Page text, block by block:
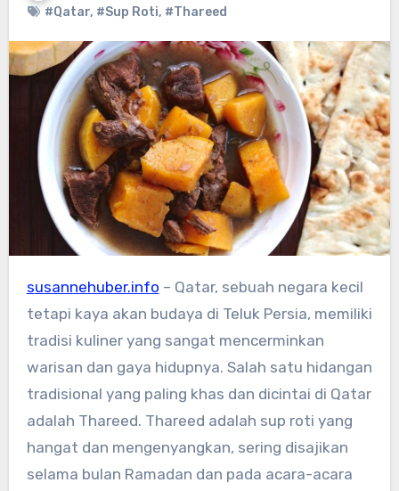
#Qatar, #Sup Roti, #Thareed
susannehuber.info – Qatar, sebuah negara kecil
tetapi kaya akan budaya di Teluk Persia, memiliki
tradisi kuliner yang sangat mencerminkan
warisan dan gaya hidupnya. Salah satu hidangan
tradisional yang paling khas dan dicintai di Qatar
adalah Thareed. Thareed adalah sup roti yang
hangat dan mengenyangkan, sering disajikan
selama bulan Ramadan dan pada acara-acara